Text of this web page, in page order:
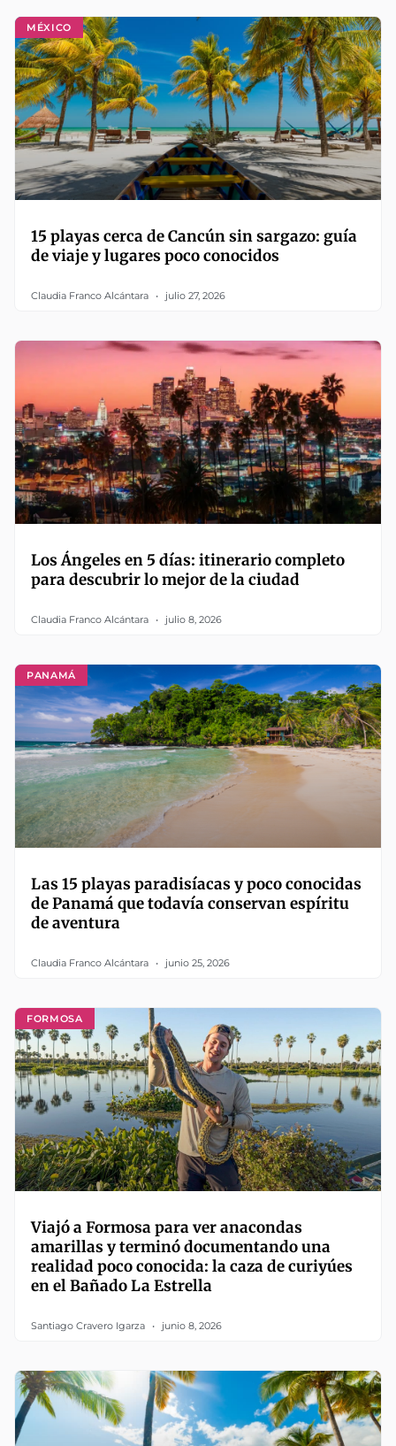
MÉXICO
15 playas cerca de Cancún sin sargazo: guía
de viaje y lugares poco conocidos
Claudia Franco Alcántara julio 27, 2026
Los Ángeles en 5 días: itinerario completo
para descubrir lo mejor de la ciudad
Claudia Franco Alcántara julio 8, 2026
PANAMÁ
Las 15 playas paradisíacas y poco conocidas
de Panamá que todavía conservan espíritu
de aventura
Claudia Franco Alcántara junio 25, 2026
FORMOSA
Viajó a Formosa para ver anacondas
amarillas y terminó documentando una
realidad poco conocida: la caza de curiyúes
en el Bañado La Estrella
Santiago Cravero Igarza junio 8, 2026